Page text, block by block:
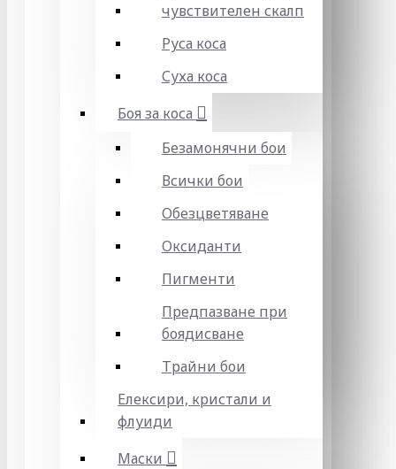
чувствителен скалп
Руса коса
Суха коса
Боя за коса
Безамонячни бои
Всички бои
Обезцветяване
Оксиданти
Пигменти
Предпазване при
боядисване
Трайни бои
Елексири, кристали и
флуиди
Маски